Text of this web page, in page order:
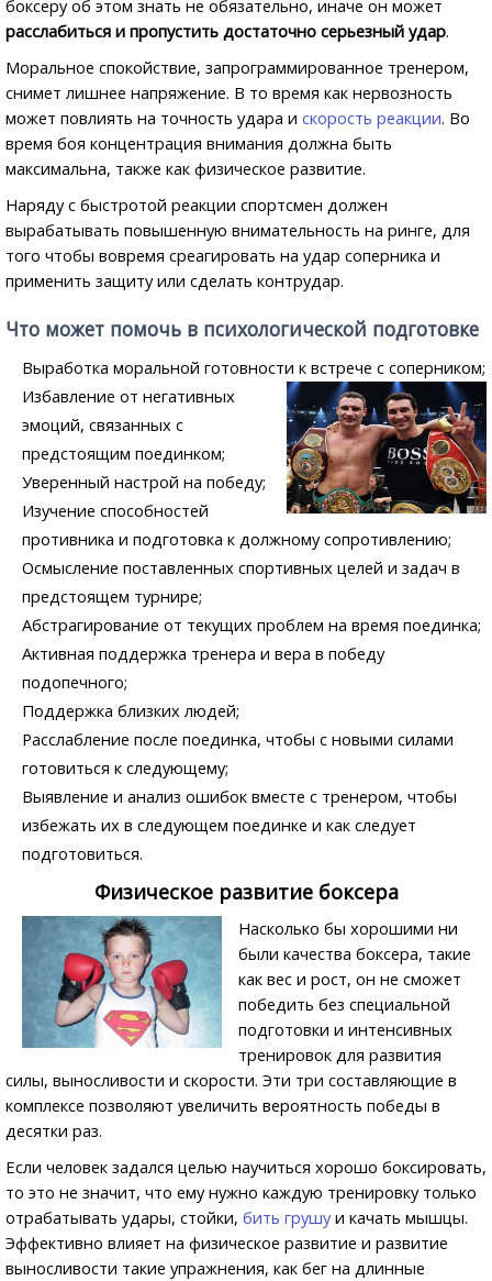
боксеру об этом знать не обязательно, иначе он может
расслабиться и пропустить достаточно серьезный удар.
Моральное спокойствие, запрограммированное тренером,
снимет лишнее напряжение. В то время как нервозность
может повлиять на точность удара и скорость реакции. Во
время боя концентрация внимания должна быть
максимальна, также как физическое развитие.
Наряду с быстротой реакции спортсмен должен
вырабатывать повышенную внимательность на ринге, для
того чтобы вовремя среагировать на удар соперника и
применить защиту или сделать контрудар.
Что может помочь в психологической подготовке
Выработка моральной готовности к встрече с соперником;
Избавление от негативных
эмоций, связанных с
предстоящим поединком;
Уверенный настрой на победу;
Изучение способностей
противника и подготовка к должному сопротивлению;
Осмысление поставленных спортивных целей и задач в
предстоящем турнире;
Абстрагирование от текущих проблем на время поединка;
Активная поддержка тренера и вера в победу
подопечного;
Поддержка близких людей;
Расслабление после поединка, чтобы с новыми силами
готовиться к следующему;
Выявление и анализ ошибок вместе с тренером, чтобы
избежать их в следующем поединке и как следует
подготовиться.
Физическое развитие боксера
Насколько бы хорошими ни
были качества боксера, такие
как вес и рост, он не сможет
победить без специальной
подготовки и интенсивных
тренировок для развития
силы, выносливости и скорости. Эти три составляющие в
комплексе позволяют увеличить вероятность победы в
десятки раз.
Если человек задался целью научиться хорошо боксировать,
то это не значит, что ему нужно каждую тренировку только
отрабатывать удары, стойки, бить грушуи качать мышцы.
Эффективно влияет на физическое развитие и развитие
выносливости такие упражнения, как бег на длинные